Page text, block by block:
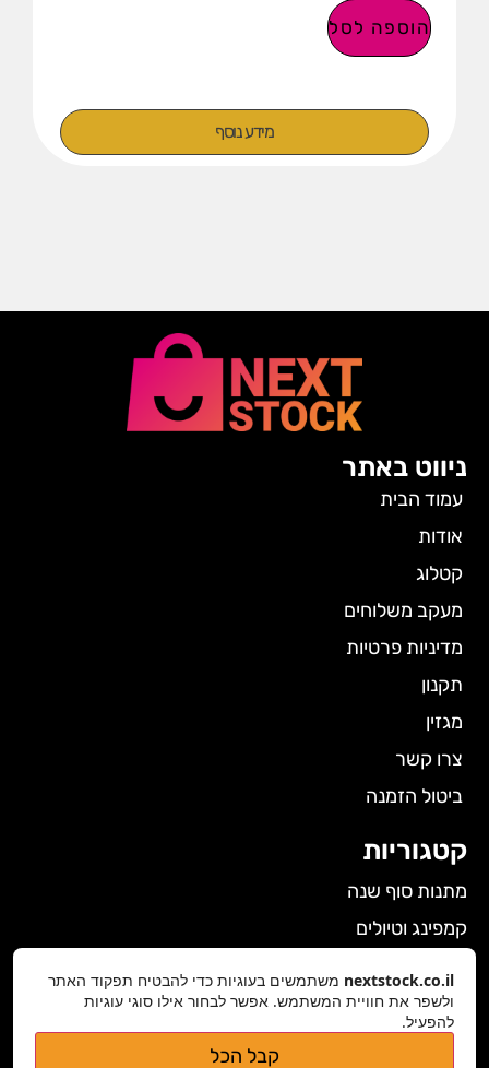
הוספה לסל
מידע נוסף
ניווט באתר
עמוד הבית
אודות
קטלוג
מעקב משלוחים
מדיניות פרטיות
תקנון
מגזין
צרו קשר
ביטול הזמנה
קטגוריות
מתנות סוף שנה
קמפינג וטיולים
גאדג'טים
nextstock.co.il משתמשים בעוגיות כדי להבטיח תפקוד האתר
ולשפר את חוויית המשתמש. אפשר לבחור אילו סוגי עוגיות
להפעיל.
קבל הכל